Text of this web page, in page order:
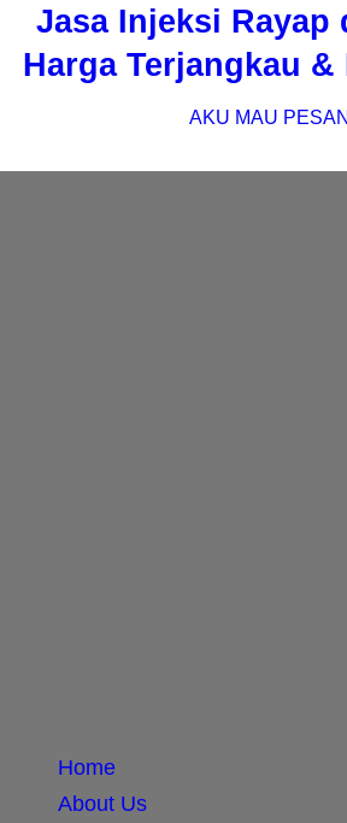
Jasa Injeksi Rayap
Harga Terjangkau
AKU MAU PESAN
Home
About Us